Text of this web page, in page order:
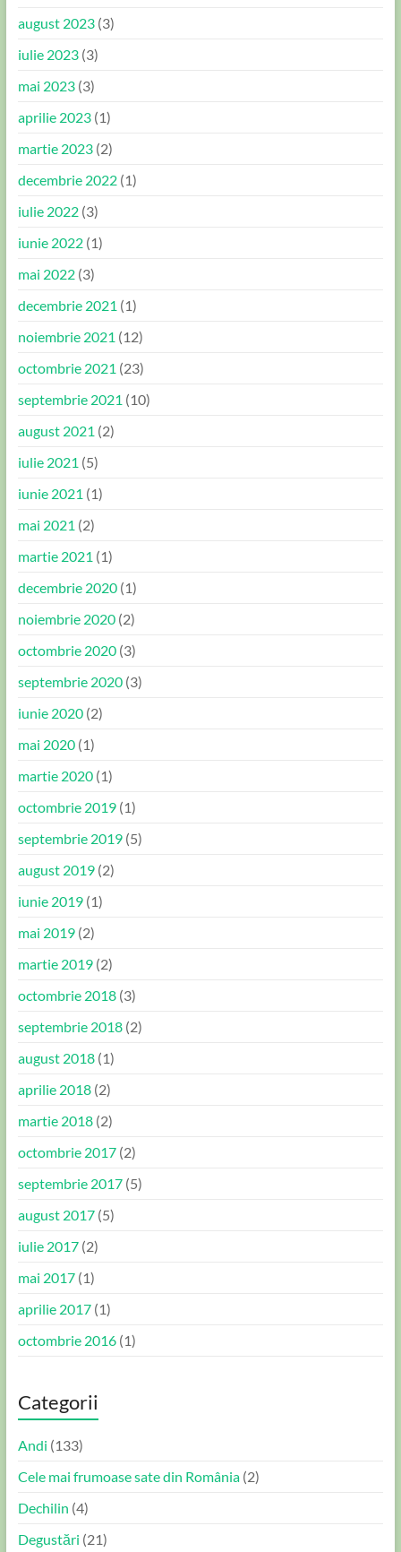
august 2023(3)
iulie 2023(3)
mai 2023(3)
aprilie 2023(1)
martie 2023(2)
decembrie 2022(1)
iulie 2022(3)
iunie 2022(1)
mai 2022(3)
decembrie 2021 (1)
noiembrie 2021 (12)
octombrie 2021 (23)
septembrie 2021 (10)
august 2021 (2)
iulie 2021 (5)
iunie 2021 (1)
mai 2021 (2)
martie 2021 (1)
decembrie 2020(1)
noiembrie 2020(2)
octombrie 2020(3)
septembrie 2020(3)
iunie 2020(2)
mai 2020(1)
martie 2020(1)
octombrie 2019(1)
septembrie 2019(5)
august 2019(2)
iunie 2019(1)
mai 2019(2)
martie 2019(2)
octombrie 2018(3)
septembrie 2018(2)
august 2018(1)
aprilie 2018(2)
martie 2018(2)
octombrie 2017(2)
septembrie 2017(5)
august 2017(5)
iulie 2017(2)
mai 2017(1)
aprilie 2017(1)
octombrie 2016(1)
Categorii
Andi (133)
Cele mai frumoase sate din România(2)
Dechilin (4)
Degustări (21)